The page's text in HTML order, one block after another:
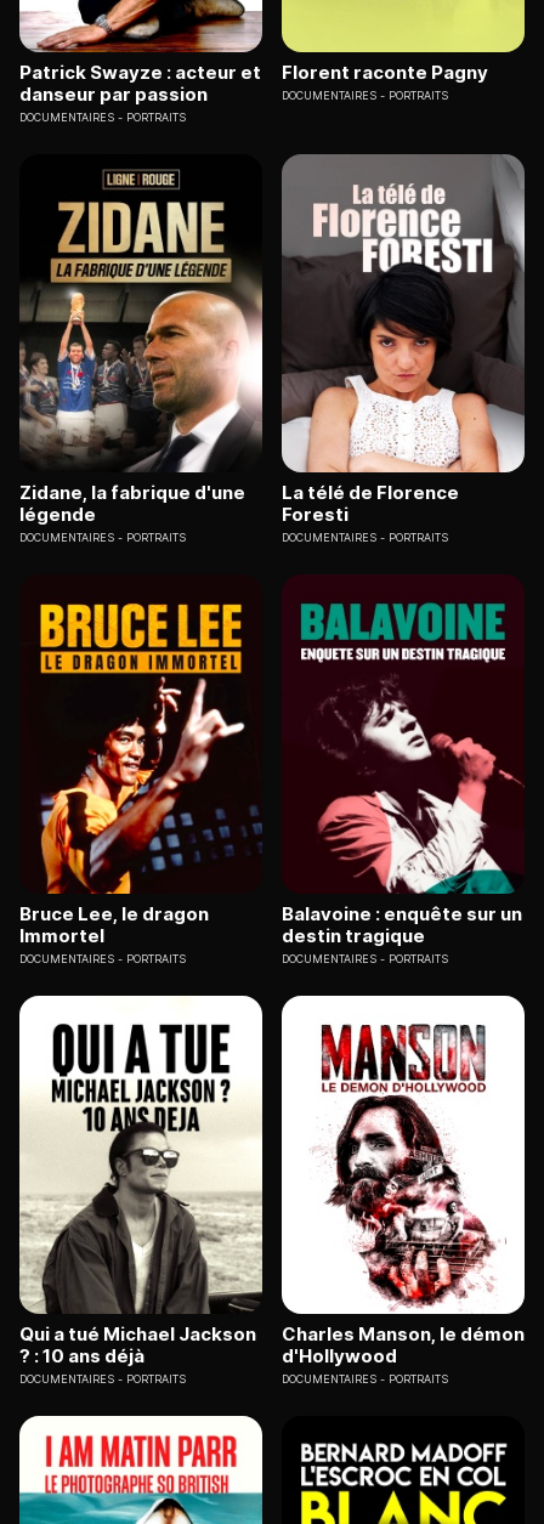
Patrick Swayze : acteur et
danseur par passion
DOCUMENTAIRES PORTRAITS
Florent raconte Pagny
DOCUMENTAIRES PORTRAITS
Zidane, la fabrique d'une
légende
DOCUMENTAIRES PORTRAITS
La télé de Florence
Foresti
DOCUMENTAIRES PORTRAITS
Bruce Lee, le dragon
Immortel
DOCUMENTAIRES PORTRAITS
Balavoine : enquête sur un
destin tragique
DOCUMENTAIRES PORTRAITS
Qui a tué Michael Jackson
? : 10 ans déjà
DOCUMENTAIRES PORTRAITS
Charles Manson, le démon
d'Hollywood
DOCUMENTAIRES PORTRAITS